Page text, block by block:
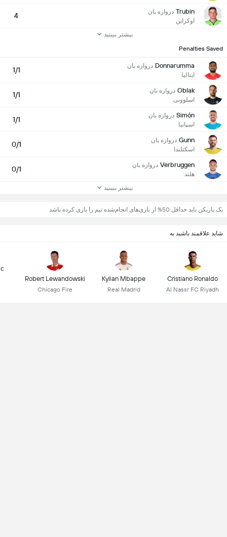
Trubin دروازه بان
اوکراین
4
بیشتر ببینید
Penalties Saved
Donnarumma دروازه بان
ایتالیا
1/1
Oblak دروازه بان
اسلوونی
1/1
Simón دروازه بان
اسپانیا
1/1
Gunn دروازه بان
اسكتلندا
0/1
Verbruggen دروازه بان
هلند
0/1
بیشتر ببینید
یک بازیکن باید حداقل 50% از بازی‌های انجام‌شده تیم را بازی کرده باشد
شاید علاقمند باشید به
Cristiano Ronaldo
Al Nassr FC Riyadh
Kylian Mbappe
Real Madrid
Robert Lewandowski
Chicago Fire